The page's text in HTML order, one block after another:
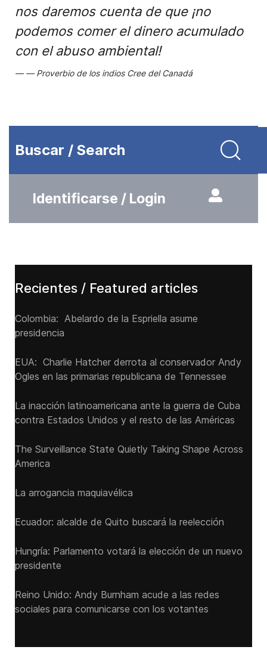
nos daremos cuenta de que ¡no
podemos comer el dinero acumulado
con el abuso ambiental!
Proverbio de los indios Cree del Canadá
Buscar / Search
Identificarse / Login
Recientes / Featured articles
Colombia: Abelardo de la Espriella asume
presidencia
EUA: Charlie Hatcher derrota al conservador Andy
Ogles en las primarias republicana de Tennessee
La inacción latinoamericana ante la guerra de Cuba
contra Estados Unidos y el resto de las Américas
The Surveillance State Quietly Taking Shape Across
America
La arrogancia maquiavélica
Ecuador: alcalde de Quito buscará la reelección
Hungría: Parlamento votará la elección de un nuevo
presidente
Reino Unido: Andy ‌Burnham acude a las redes
sociales para comunicarse con los votantes